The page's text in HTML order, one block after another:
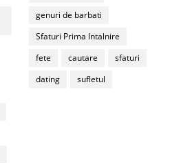
genuri de barbati
Sfaturi Prima Intalnire
fete
cautare
sfaturi
dating
sufletul